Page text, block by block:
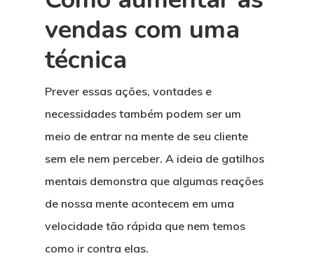
vendas com uma
técnica
Prever essas ações, vontades e
necessidades também podem ser um
meio de entrar na mente de seu cliente
sem ele nem perceber. A ideia de gatilhos
mentais demonstra que algumas reações
de nossa mente acontecem em uma
velocidade tão rápida que nem temos
como ir contra elas.